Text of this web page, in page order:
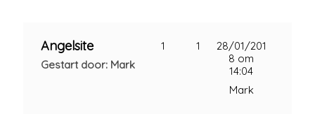
Angelsite
Gestart door: Mark
1 1
28/01/201
8 om
14:04
Mark